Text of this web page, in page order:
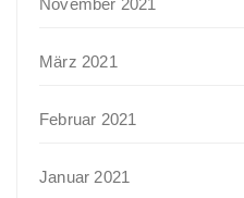
November 2021
März 2021
Februar 2021
Januar 2021